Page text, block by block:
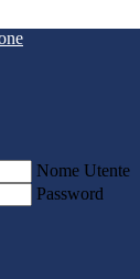
Nome Utente
Password